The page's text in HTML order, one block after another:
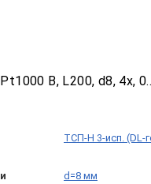
B, L200, d8, 4х,
ТСП-Н 3-исп. (DL-
d=8 мм